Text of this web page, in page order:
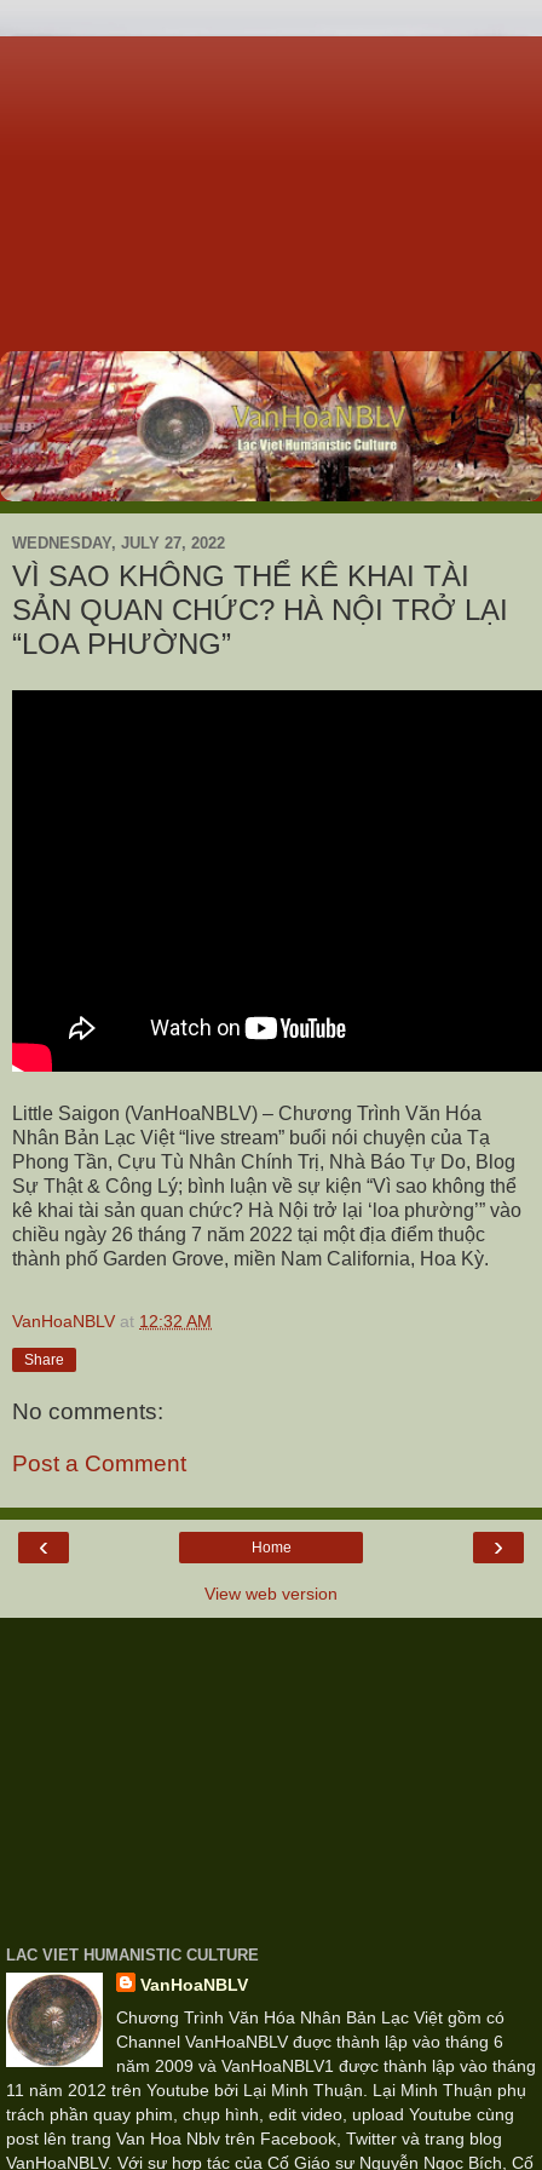
WEDNESDAY, JULY 27, 2022
VÌ SAO KHÔNG THỂ KÊ KHAI TÀI
SẢN QUAN CHỨC? HÀ NỘI TRỞ LẠI
“LOA PHƯỜNG”
Little Saigon (VanHoaNBLV) – Chương Trình Văn Hóa
Nhân Bản Lạc Việt “live stream” buổi nói chuyện của Tạ
Phong Tần, Cựu Tù Nhân Chính Trị, Nhà Báo Tự Do, Blog
Sự Thật & Công Lý; bình luận về sự kiện “Vì sao không thể
kê khai tài sản quan chức? Hà Nội trở lại ‘loa phường’” vào
chiều ngày 26 tháng 7 năm 2022 tại một địa điểm thuộc
thành phố Garden Grove, miền Nam California, Hoa Kỳ.
VanHoaNBLV at 12:32 AM
Share
No comments:
Post a Comment
‹ ›
Home
View web version
LAC VIET HUMANISTIC CULTURE
VanHoaNBLV
Chương Trình Văn Hóa Nhân Bản Lạc Việt gồm có
Channel VanHoaNBLV đuợc thành lập vào tháng 6
năm 2009 và VanHoaNBLV1 được thành lập vào tháng
11 năm 2012 trên Youtube bởi Lại Minh Thuận. Lại Minh Thuận phụ
trách phần quay phim, chụp hình, edit video, upload Youtube cùng
post lên trang Van Hoa Nblv trên Facebook, Twitter và trang blog
VanHoaNBLV. Với sự hợp tác của Cố Giáo sư Nguyễn Ngọc Bích, Cố